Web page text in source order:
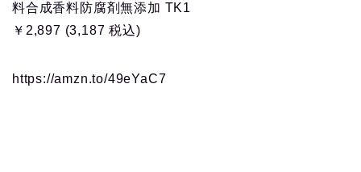
料合成香料防腐剤無添加 TK1
￥2,897 (3,187 税込)
https://amzn.to/49eYaC7